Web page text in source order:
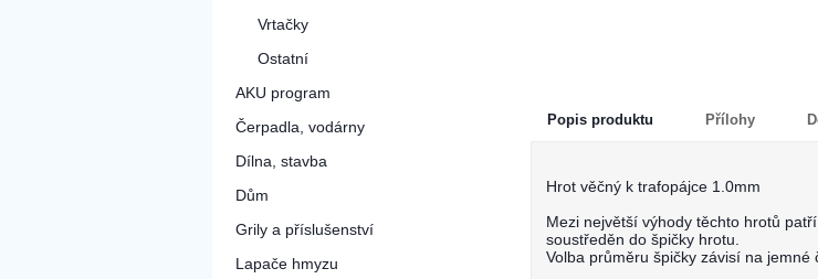
Vrtačky
Ostatní
AKU program
Čerpadla, vodárny
Dílna, stavba
Dům
Grily a příslušenství
Lapače hmyzu
Popis produktu Přílohy
Hrot věčný k trafopájce 1.0mm
Mezi největší výhody těchto hrotů
soustředěn do špičky hrotu.
Volba průměru špičky závisí na